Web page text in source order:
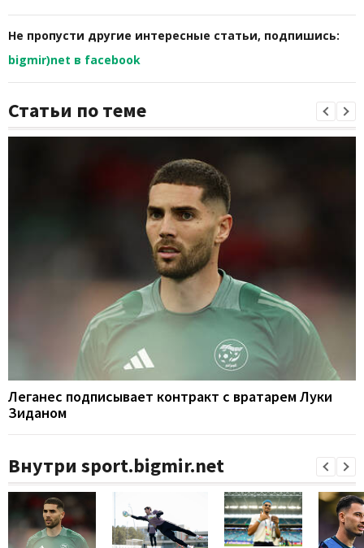
Не пропусти другие интересные статьи, подпишись:
bigmir)net в facebook
Статьи по теме
Леганес подписывает контракт с вратарем Луки
Зиданом
Внутри sport.bigmir.net